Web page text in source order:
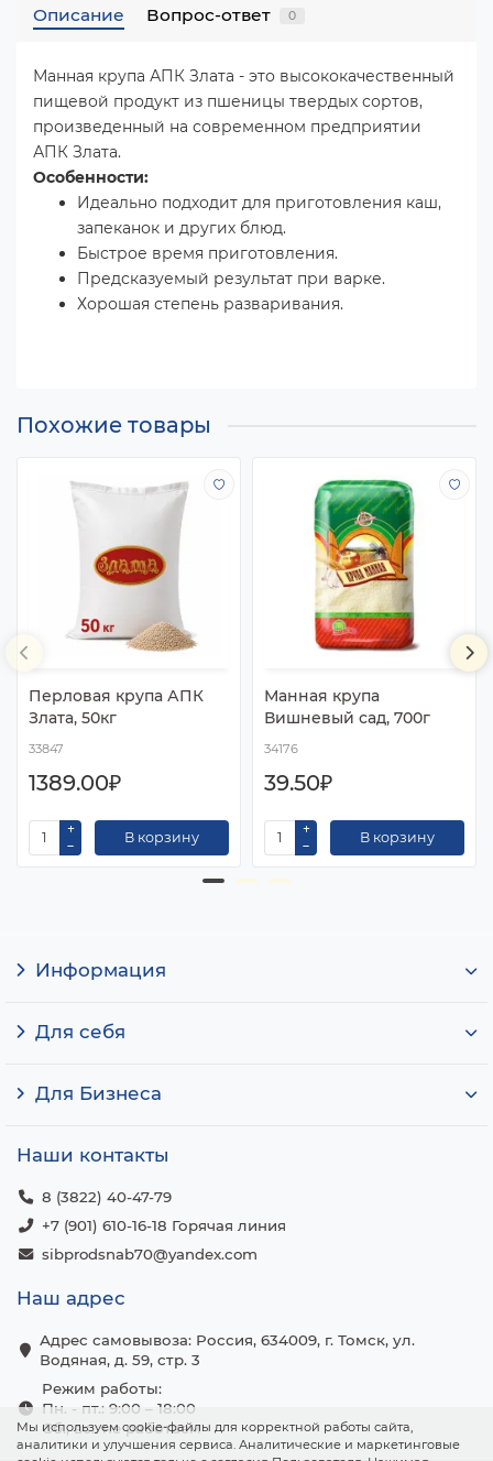
Описание Вопрос-ответ 0
Манная крупа АПК Злата - это высококачественный
пищевой продукт из пшеницы твердых сортов,
произведенный на современном предприятии
АПК Злата.
Особенности:
Идеально подходит для приготовления каш,
запеканок и других блюд.
Быстрое время приготовления.
Предсказуемый результат при варке.
Хорошая степень разваривания.
Похожие товары
Перловая крупа АПК
Злата, 50кг
33847
1389.00₽
В корзину
Манная крупа
Вишневый сад, 700г
34176
39.50₽
В корзину
Мы используем cookie-файлы для корректной работы сайта,
аналитики и улучшения сервиса. Аналитические и маркетинговые
Информация
Для себя
Для Бизнеса
Наши контакты
8 (3822) 40-47-79
+7 (901) 610-16-18 Горячая линия
sibprodsnab70@yandex.com
Наш адрес
Адрес самовывоза: Россия, 634009, г. Томск, ул.
Водяная, д. 59, стр. 3
Режим работы:
Пн. - пт.: 9:00 – 18:00
Сб., вс.: не работаем